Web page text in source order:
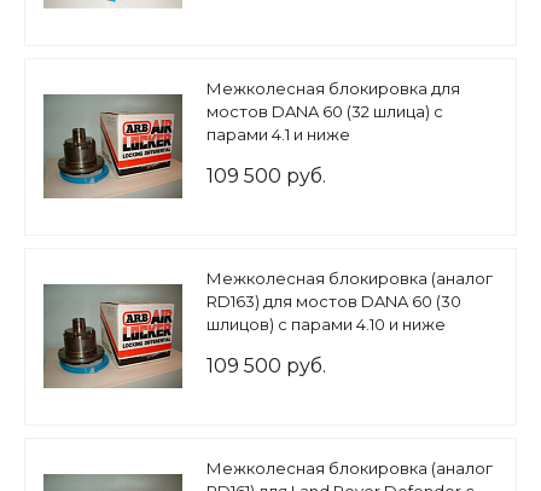
Межколесная блокировка для
мостов DANA 60 (32 шлица) с
парами 4.1 и ниже
109 500 руб.
Межколесная блокировка (аналог
RD163) для мостов DANA 60 (30
шлицов) с парами 4.10 и ниже
109 500 руб.
Межколесная блокировка (аналог